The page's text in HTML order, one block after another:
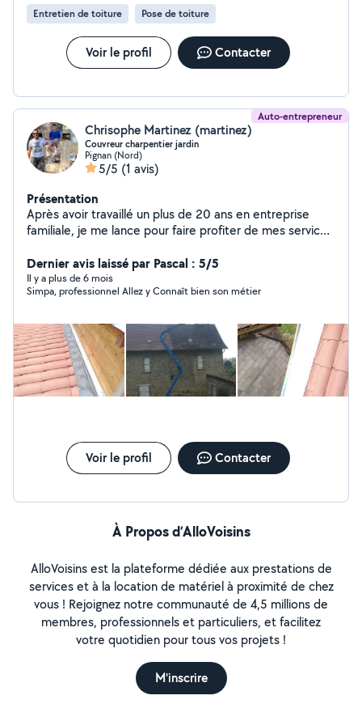
Entretien de toiture Pose de toiture
Voir le profil Contacter
Auto-entrepreneur
Chrisophe Martinez (martinez)
Couvreur charpentier jardin
Pignan (Nord)
5/5 (1 avis)
Présentation
Après avoir travaillé un plus de 20 ans en entreprise
familiale, je me lance pour faire profiter de mes services
plusieurs compétences qui vont de la toiture,
rénovation ou mise à neuf (tuiles, bac acier , plaques pst
, isolation, traitement de charpentes, étanchéités,
(terrasse, bois exotique , pin Pergola, brise-vue ,
rambarde, bardage bois ou acier ...)
Dernier avis laissé par Pascal : 5/5
Il y a plus de 6 mois
Simpa, professionnel Allez y Connaît bien son métier
Voir le profil Contacter
À Propos d’AlloVoisins
AlloVoisins est la plateforme dédiée aux prestations de
services et à la location de matériel à proximité de chez
vous ! Rejoignez notre communauté de 4,5 millions de
membres, professionnels et particuliers, et facilitez
votre quotidien pour tous vos projets !
M'inscrire